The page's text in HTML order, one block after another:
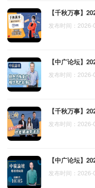
【千秋万事】
发布时间：2026-
【中广论坛】
发布时间：2026-
【千秋万事】
发布时间：2026-
【中广论坛】
发布时间：2026-